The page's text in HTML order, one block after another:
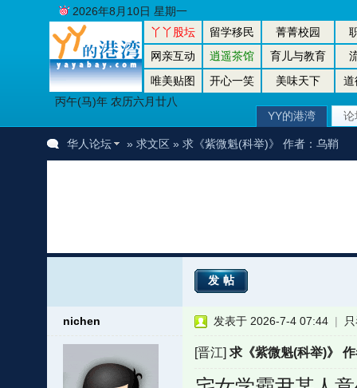
丫丫股坛 留学移民 菁菁校园
网亲互动
逍遥茶馆 育儿与教育
唯美贴图
开心一笑 美味天下
道
丙午(马)年 农历六月廿八
2026年8月10日 星期一
YY的港湾 论
华人论坛 » 求文区» 求《紫微魁(科举)》 作者：乌鞘
发帖
nichen 发表于 2026-7-4 07:44 |
[晋江]求《紫微魁(科举)》